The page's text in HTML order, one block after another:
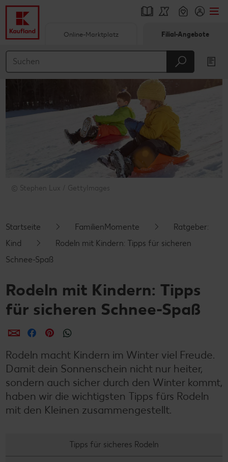
Hauptinhalt
Schwebender Seitenbereich
Online-Marktplatz Filial-Angebote
© Stephen Lux / GettyImages
Startseite FamilienMomente
Ratgeber:
Kind
Rodeln mit Kindern: Tipps für sicheren
Schnee-Spaß
Rodeln mit Kindern: Tipps
für sicheren Schnee-Spaß
per E-Mail teilen
per Facebook teilen
per Pinterest teilen
Rodeln macht Kindern im Winter viel Freude.
Damit dein Sonnenschein nicht nur heiter,
sondern auch sicher durch den Winter kommt,
haben wir die wichtigsten Tipps fürs Rodeln
mit den Kleinen zusammengestellt.
Tipps für sicheres Rodeln